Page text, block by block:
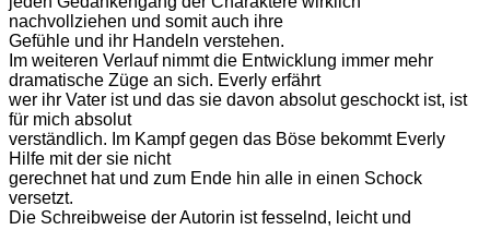
nachvollziehen und somit auch ihre
Gefühle und ihr Handeln verstehen.
Im weiteren Verlauf nimmt die Entwicklung immer mehr
dramatische Züge an sich. Everly erfährt
wer ihr Vater ist und das sie davon absolut geschockt ist, ist
für mich absolut
verständlich. Im Kampf gegen das Böse bekommt Everly
Hilfe mit der sie nicht
gerechnet hat und zum Ende hin alle in einen Schock
versetzt.
Die Schreibweise der Autorin ist fesselnd, leicht und